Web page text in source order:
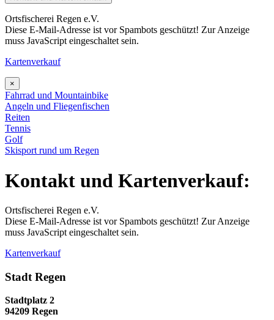
Ortsfischerei Regen e.V.
Diese E-Mail-Adresse ist vor Spambots geschützt! Zur Anzeige
muss JavaScript eingeschaltet sein.
Kartenverkauf
×
Fahrrad und Mountainbike
Angeln und Fliegenfischen
Reiten
Tennis
Golf
Skisport rund um Regen
Kontakt und Kartenverkauf:
Ortsfischerei Regen e.V.
Diese E-Mail-Adresse ist vor Spambots geschützt! Zur Anzeige
muss JavaScript eingeschaltet sein.
Kartenverkauf
Stadt Regen
Stadtplatz 2
94209 Regen